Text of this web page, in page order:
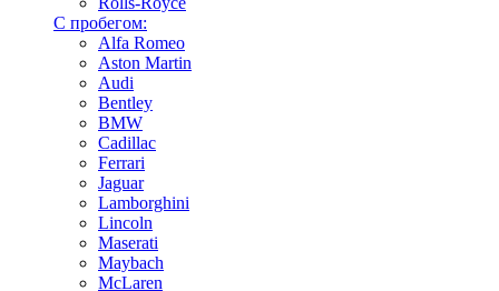
С пробегом:
Alfa Romeo
Aston Martin
Audi
Bentley
BMW
Cadillac
Ferrari
Jaguar
Lamborghini
Lincoln
Maserati
Maybach
McLaren